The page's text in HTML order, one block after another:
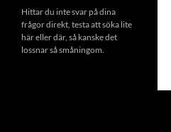
Hittar du inte svar på dina
frågor direkt, testa att söka lite
här eller där, så kanske det
lossnar så småningom.